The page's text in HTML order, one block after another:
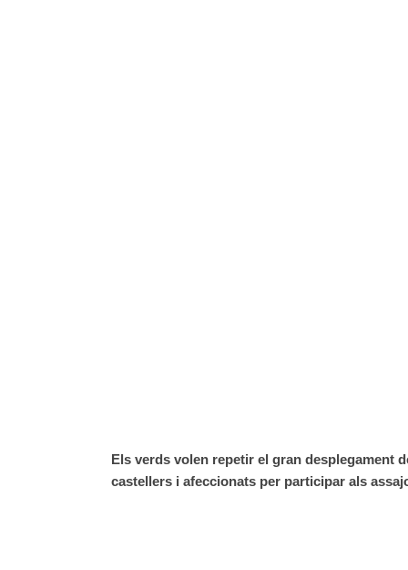
Els verds volen repetir el gran desplegament
castellers i afeccionats per participar als